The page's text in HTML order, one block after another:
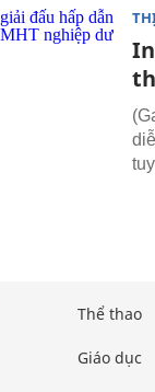
Thể thao
Giáo dục